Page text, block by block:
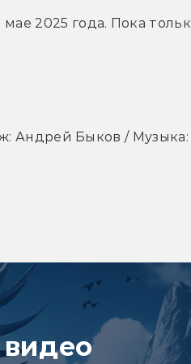
2025 года. Пока
Андрей Быков / Музыка: